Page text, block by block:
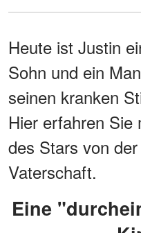
Heute ist Justin
Sohn und ein
seinen kranken
Hier erfahren Sie
des Stars von
Vaterschaft.
Eine "durcheinandergebrachte"